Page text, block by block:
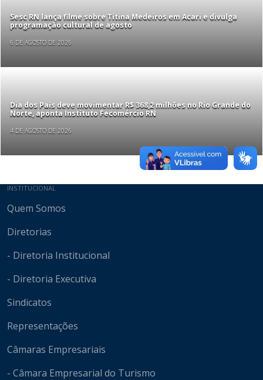
Sesc RN lança filme sobre Titina Medeiros em Acari e divulga
programação cultural de agosto
6 DE AGOSTO DE 2026
Dia dos Pais deve movimentar R$ 368,2 milhões no Rio Grande do
Norte, aponta Instituto Fecomércio RN
4 DE AGOSTO DE 2026
Mapa do site
INSTITUCIONAL
Quem Somos
Diretorias
- Diretoria Institucional
- Diretoria Executiva
Sindicatos
Representações
Câmaras Empresariais
- Câmara Empresarial do Turismo